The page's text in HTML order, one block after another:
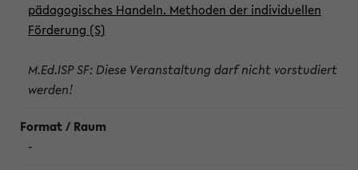
pädagogisches Handeln. Methoden der individuellen
Förderung (S)
M.Ed.ISP SF: Diese Veranstaltung darf nicht vorstudiert
werden!
-